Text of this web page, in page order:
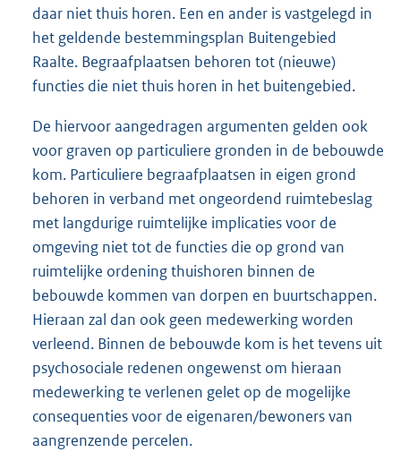
daar niet thuis horen. Een en ander is vastgelegd in
het geldende bestemmingsplan Buitengebied
Raalte. Begraafplaatsen behoren tot (nieuwe)
functies die niet thuis horen in het buitengebied.
De hiervoor aangedragen argumenten gelden ook
voor graven op particuliere gronden in de bebouwde
kom. Particuliere begraafplaatsen in eigen grond
behoren in verband met ongeordend ruimtebeslag
met langdurige ruimtelijke implicaties voor de
omgeving niet tot de functies die op grond van
ruimtelijke ordening thuishoren binnen de
bebouwde kommen van dorpen en buurtschappen.
Hieraan zal dan ook geen medewerking worden
verleend. Binnen de bebouwde kom is het tevens uit
psychosociale redenen ongewenst om hieraan
medewerking te verlenen gelet op de mogelijke
consequenties voor de eigenaren/bewoners van
aangrenzende percelen.